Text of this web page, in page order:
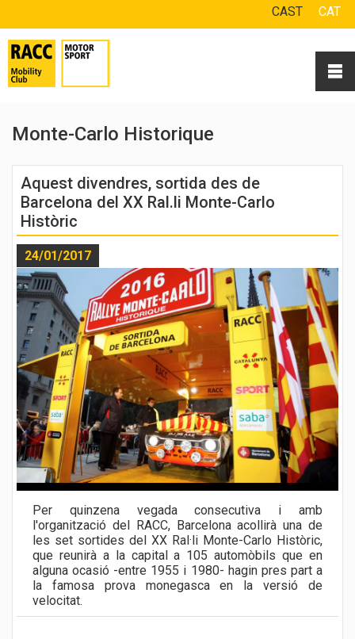
CAST CAT
Monte-Carlo Historique
Aquest divendres, sortida des de
Barcelona del XX Ral.li Monte-Carlo
Històric
24/01/2017
Per quinzena vegada consecutiva i amb
l'organització del RACC, Barcelona acollirà una de
les set sortides del XX Ral·li Monte-Carlo Històric,
que reunirà a la capital a 105 automòbils que en
alguna ocasió -entre 1955 i 1980- hagin pres part a
la famosa prova monegasca en la versió de
velocitat.